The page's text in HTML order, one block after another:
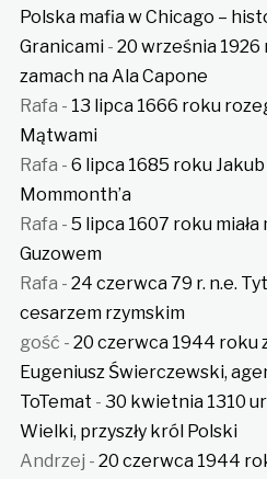
Polska mafia w Chicago –
Granicami- 20 września 1926
zamach na Ala Capone
Rafa - 13 lipca 1666 roku
Mątwami
Rafa - 6 lipca 1685 roku
Mommonth’a
Rafa - 5 lipca 1607 roku
Guzowem
Rafa - 24 czerwca 79 r. n.e.
cesarzem rzymskim
gość - 20 czerwca 1944 roku
Eugeniusz Świerczewski,
ToTemat - 30 kwietnia 1310
Wielki, przyszły król Polski
Andrzej - 20 czerwca 1944